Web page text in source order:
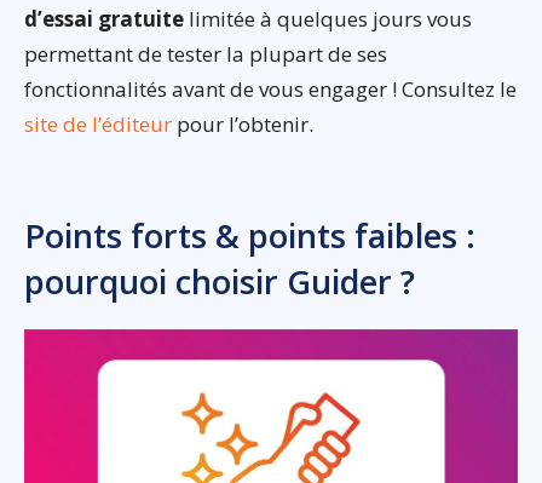
d’essai gratuite limitée à quelques jours vous
permettant de tester la plupart de ses
fonctionnalités avant de vous engager ! Consultez le
site de l’éditeur pour l’obtenir.
Points forts & points faibles :
pourquoi choisir Guider ?